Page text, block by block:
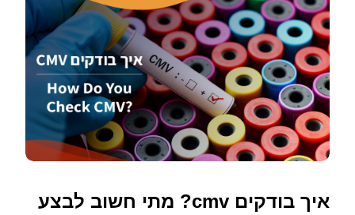
איך בודקים cmv? מתי חשוב לבצע